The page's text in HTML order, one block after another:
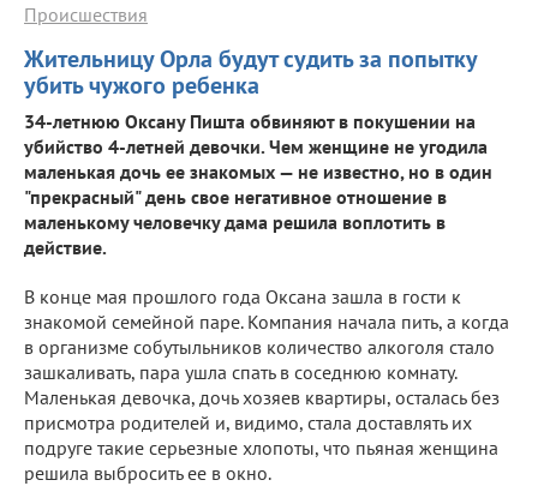
Жительницу Орла будут судить за попытку
убить чужого ребенка
Происшествия
34-летнюю Оксану Пишта обвиняют в покушении на
убийство 4-летней девочки. Чем женщине не угодила
маленькая дочь ее знакомых — не известно, но в один
"прекрасный" день свое негативное отношение в
маленькому человечку дама решила воплотить в
действие.
В конце мая прошлого года Оксана зашла в гости к
знакомой семейной паре. Компания начала пить, а когда
в организме собутыльников количество алкоголя стало
зашкаливать, пара ушла спать в соседнюю комнату.
Маленькая девочка, дочь хозяев квартиры, осталась без
присмотра родителей и, видимо, стала доставлять их
подруге такие серьезные хлопоты, что пьяная женщина
решила выбросить ее в окно.